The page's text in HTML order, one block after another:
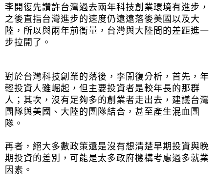
李開復先讚許台灣過去兩年科技創業環境有進步，
之後直指台灣進步的速度仍遠遠落後美國以及大
陸，所以與兩年前衡量，台灣與大陸間的差距進一
步拉開了。
對於台灣科技創業的落後，李開復分析，首先，年
輕投資人雖崛起，但主要投資者是較年長的那群
人；其次，沒有足夠多的創業者走出去，建議台灣
團隊與美國、大陸的團隊結合，甚至產生混血團
隊。
再者，絕大多數政策還是沒有想清楚早期投資與晚
期投資的差別，可能是太多政府機構考慮過多就業
因素。